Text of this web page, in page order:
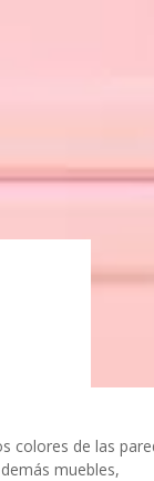
colores de las
muebles,